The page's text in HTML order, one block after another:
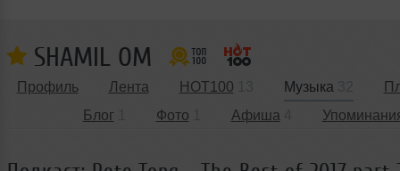
SHAMIL ОМ
Профиль Лента HOT100 Музыка
Блог
Фото Афиша